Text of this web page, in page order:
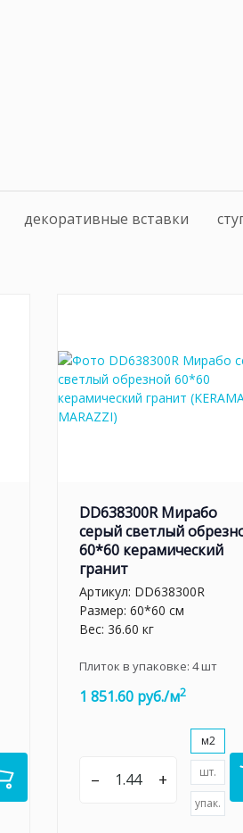
декоративные вставки
DD638300R Мирабо
серый светлый
60*60 керамический
гранит
Артикул: DD638300R
Размер: 60*60 см
Вес: 36.60 кг
Плиток в упаковке: 4шт
1 851.60 руб./м2
– +
м2
шт.
упак.